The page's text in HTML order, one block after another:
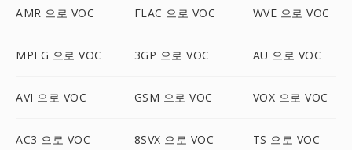
AMR 으로 VOC FLAC 으로 VOC WVE 으로 VOC
MPEG 으로 VOC 3GP 으로 VOC AU 으로 VOC
AVI 으로 VOC GSM 으로 VOC VOX 으로 VOC
AC3 으로 VOC 8SVX 으로 VOC TS 으로 VOC